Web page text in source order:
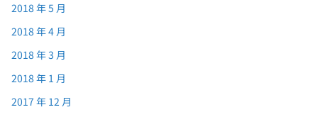
2018 年 5 月
2018 年 4 月
2018 年 3 月
2018 年 1 月
2017 年 12 月